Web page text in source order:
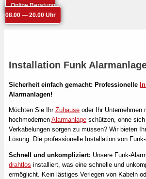
Online Beratung
08.00 — 20.00 Uhr
Installation Funk
Sicherheit einfach gemacht: Professionelle
Alarmanlagen!
Möchten Sie Ihr Zuhause oder Ihr Unternehmen
hochmodernen Alarmanlage schützen, ohne
Verkabelungen sorgen zu müssen? Wir bieten
Lösung: Die professionelle Installation von
Schnell und unkompliziert: Unsere Funk-
drahtlos installiert, was eine schnelle und
ermöglicht. Kein lästiges Verlegen von Kabeln